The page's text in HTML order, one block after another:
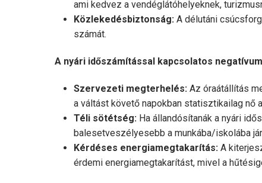
ami kedvez a vendéglátóhelyeknek,
Közlekedésbiztonság:A délutáni
számát.
A nyári időszámítással kapcsolatos
Szervezeti megterhelés:Az óraátállítás
a váltást követő napokban statisztikailag nő
Téli sötétség:Ha állandósítanák a nyári
balesetveszélyesebb a munkába/iskolába
Kérdéses energiamegtakarítás:A
érdemi energiamegtakarítást, mivel a